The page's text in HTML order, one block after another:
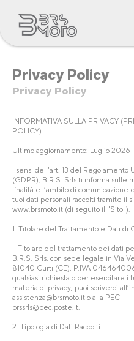
Privacy Policy
Privacy Policy
INFORMATIVA SULLA PRIVACY
POLICY)
Ultimo aggiornamento: Luglio 2026
I sensi dell'art. 13 del Regolamento
(GDPR), B.R.S. Srls ti informa sulle
finalità e l’ambito di comunicazione
tuoi dati personali raccolti tramite il
www.brsmoto.it (di seguito il "Sito").
1. Titolare del Trattamento e Dati di
Il Titolare del trattamento dei dati
B.R.S. Srls, con sede legale in Via
81040 Curti (CE), P.IVA
qualsiasi richiesta o per esercitare i
materia di privacy, puoi scriverci
assistenza@brsmoto.it o alla PEC
brssrls@pec.poste.it
2. Tipologia di Dati Raccolti